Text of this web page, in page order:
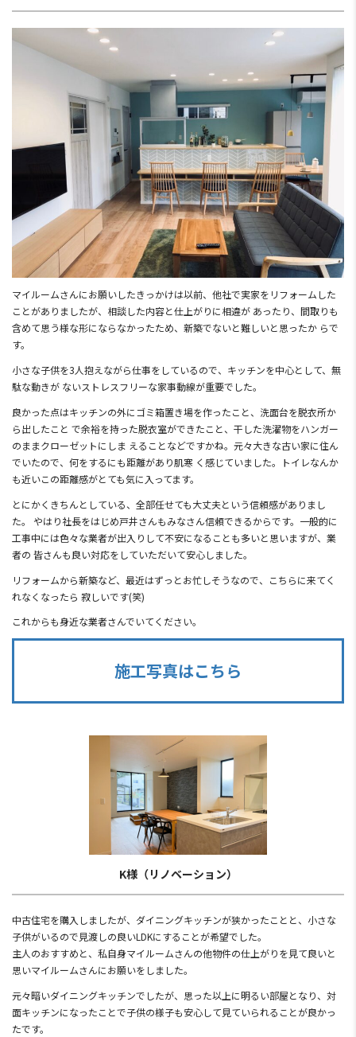
マイルームさんにお願いしたきっかけは以前、他社で実家をリフォームした
ことがありましたが、相談した内容と仕上がりに相違が あったり、間取りも
含めて思う様な形にならなかったため、新築でないと難しいと思ったか らで
す。
小さな子供を3人抱えながら仕事をしているので、キッチンを中心として、無
駄な動きが ないストレスフリーな家事動線が重要でした。
良かった点はキッチンの外にゴミ箱置き場を作ったこと、洗面台を脱衣所か
ら出したこと で余裕を持った脱衣室ができたこと、干した洗濯物をハンガー
のままクローゼットにしま えることなどですかね。元々大きな古い家に住ん
でいたので、何をするにも距離があり肌寒 く感じていました。トイレなんか
も近いこの距離感がとても気に入ってます。
とにかくきちんとしている、全部任せても大丈夫という信頼感がありまし
た。 やはり社長をはじめ戸井さんもみなさん信頼できるからです。一般的に
工事中には色々な業者が出入りして不安になることも多いと思いますが、業
者の 皆さんも良い対応をしていただいて安心しました。
リフォームから新築など、最近はずっとお忙しそうなので、こちらに来てく
れなくなったら 寂しいです(笑)
これからも身近な業者さんでいてください。
施工写真はこちら
K様（リノベーション）
中古住宅を購入しましたが、ダイニングキッチンが狭かったことと、小さな
子供がいるので見渡しの良いLDKにすることが希望でした。
主人のおすすめと、私自身マイルームさんの他物件の仕上がりを見て良いと
思いマイルームさんにお願いをしました。
元々暗いダイニングキッチンでしたが、思った以上に明るい部屋となり、対
面キッチンになったことで子供の様子も安心して見ていられることが良かっ
たです。